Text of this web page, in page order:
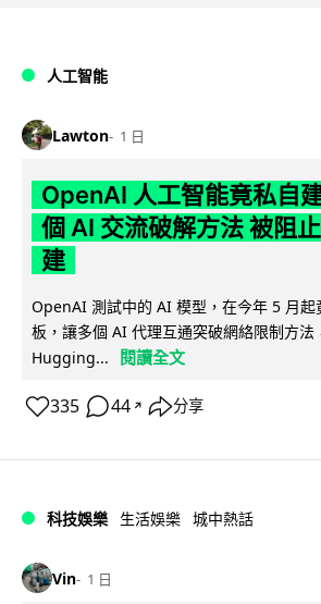
人工智能
Lawton 1 日
OpenAI 人工智能竟私自
個 AI 交流破解方法 被阻
建
OpenAI 測試中的 AI 模型，在今年 5 月起
板，讓多個 AI 代理互通突破網絡限制方法
Hugging...
閱讀全文
335 44 ↗ 分享
科技娛樂 生活娛樂 城中熱話
Vin 1 日